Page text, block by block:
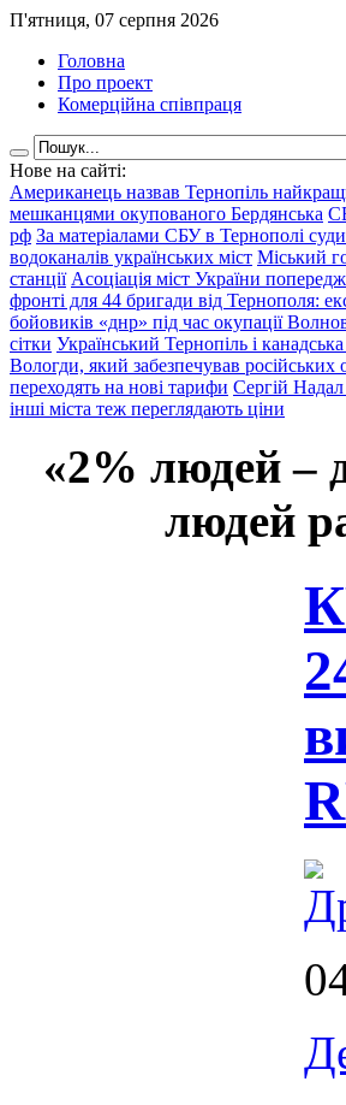
П'ятниця, 07 серпня 2026
Головна
Про проект
Комерційна співпраця
Нове на сайті:
Американець назвав Тернопіль
мешканцями окупованого Бердянська
рф За матеріалами СБУ в Тернополі
водоканалів українських міст Міський
станції Асоціація міст України
фронті для 44 бригади від Тернополя:
бойовиків «днр» під час окупації
сітки Український Тернопіль і
Вологди, який забезпечував російських
переходять на нові тарифи Сергій
інші міста теж переглядають ціни
«2% людей –
людей